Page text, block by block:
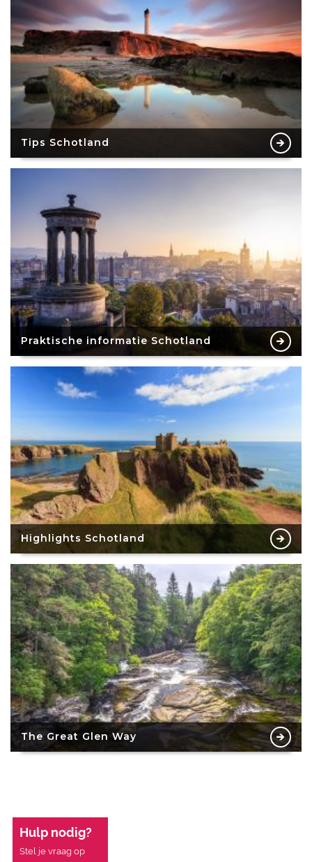
Tips Schotland
Praktische informatie Schotland
Highlights Schotland
The Great Glen Way
Hulp nodig?
Stel je vraag op